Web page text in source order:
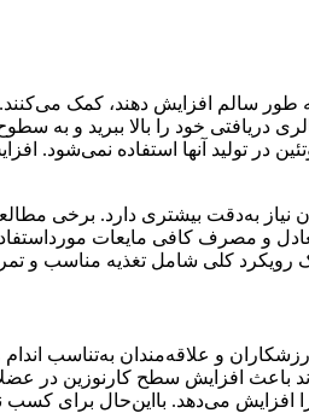
سالم افزایش دهند، کمک
دریافتی خود را بالا ببرید و به
در تولید آنها استفاده
به‌دقت بیشتری دارد. برخی
و مصرف کافی مایعات
رویکرد کلی شامل تغذیه مناسب و
و علاقه‌مندان به‌تناسب
باعث افزایش سطح کارنوزین در
می‌دهد. بااین‌حال برای کسب